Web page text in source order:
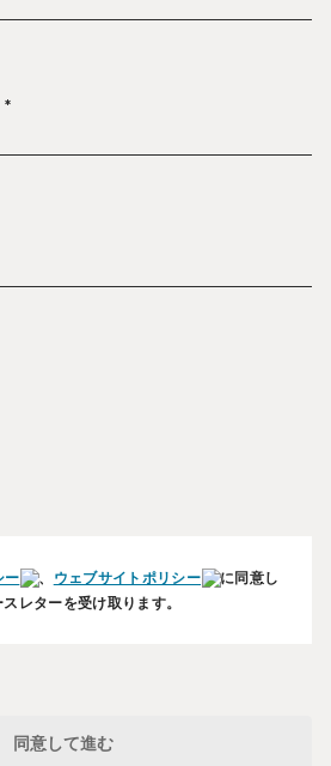
*
ー 、 ウェブサイトポリシー
に同意し
レターを受け取ります。
同意して進む